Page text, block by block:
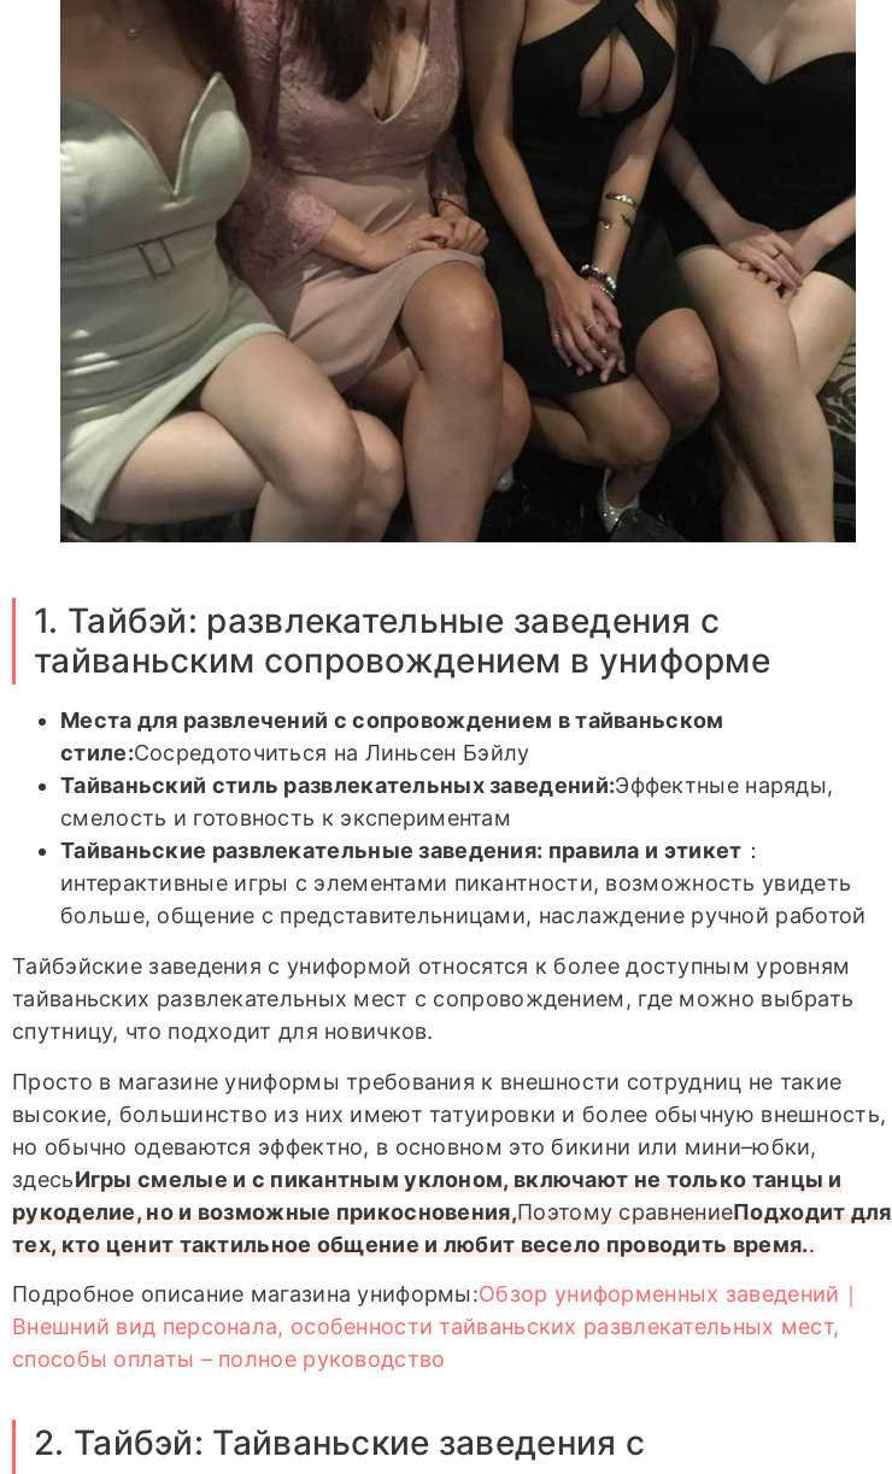
1. Тайбэй: развлекательные заведения с
тайваньским сопровождением в униформе
Места для развлечений с сопровождением в тайваньском
стиле:Сосредоточиться на Линьсен Бэйлу
Тайваньский стиль развлекательных заведений:Эффектные наряды,
смелость и готовность к экспериментам
Тайваньские развлекательные заведения: правила и этикет ：
интерактивные игры с элементами пикантности, возможность увидеть
больше, общение с представительницами, наслаждение ручной работой
Тайбэйские заведения с униформой относятся к более доступным уровням
тайваньских развлекательных мест с сопровождением, где можно выбрать
спутницу, что подходит для новичков.
Просто в магазине униформы требования к внешности сотрудниц не такие
высокие, большинство из них имеют татуировки и более обычную внешность,
но обычно одеваются эффектно, в основном это бикини или мини–юбки,
здесьИгры смелые и с пикантным уклоном, включают не только танцы и
рукоделие, но и возможные прикосновения,Поэтому сравнениеПодходит для
тех, кто ценит тактильное общение и любит весело проводить время..
Подробное описание магазина униформы:Обзор униформенных заведений｜
Внешний вид персонала, особенности тайваньских развлекательных мест,
способы оплаты – полное руководство
2. Тайбэй: Тайваньские заведения с